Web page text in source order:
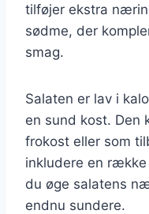
tilføjer ekstra
sødme, der
smag.
Salaten er lav i
en sund kost. Den
frokost eller som
inkludere en
du øge salatens
endnu sundere.